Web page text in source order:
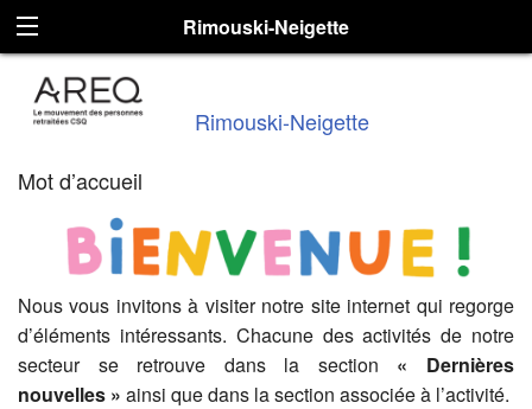
Rimouski-Neigette
Rimouski-Neigette
Mot d’accueil
Nous vous invitons à visiter notre site internet qui regorge
d’éléments intéressants. Chacune des activités de notre
secteur se retrouve dans la section « Dernières
nouvelles » ainsi que dans la section associée à l’activité.